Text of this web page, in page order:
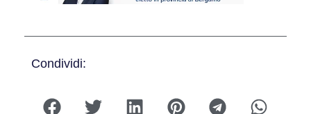
Condividi: